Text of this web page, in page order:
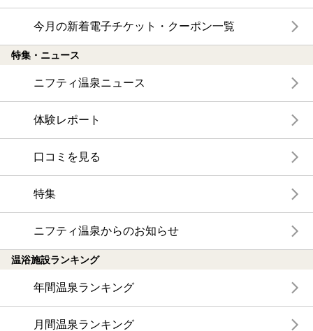
今月の新着電子チケット・クーポン一覧
特集・ニュース
ニフティ温泉ニュース
体験レポート
口コミを見る
特集
ニフティ温泉からのお知らせ
温浴施設ランキング
年間温泉ランキング
月間温泉ランキング